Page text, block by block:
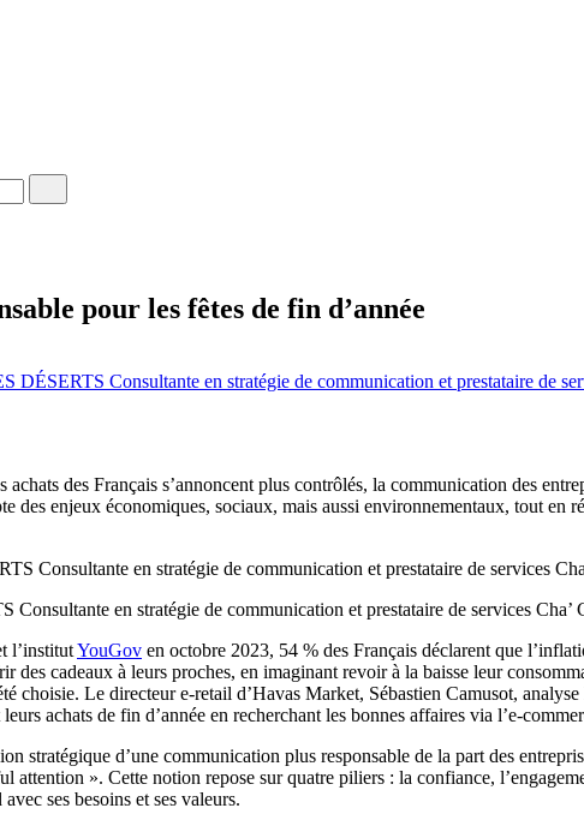
pour les fêtes de fin d’année
Consultante en stratégie de communication et prestataire de
des Français s’annoncent plus contrôlés, la communication des
des enjeux économiques, sociaux, mais aussi environnementaux, tout en
en stratégie de communication et prestataire de services
l’institutYouGov en octobre 2023, 54 % des Français déclarent que
des cadeaux à leurs proches, en imaginant revoir à la baisse leur
choisie. Le directeur e-retail d’Havas Market, Sébastien Camusot,
achats de fin d’année en recherchant les bonnes affaires via l’e-
stratégique d’une communication plus responsable de la part des
attention ». Cette notion repose sur quatre piliers : la confiance,
ses besoins et ses valeurs.